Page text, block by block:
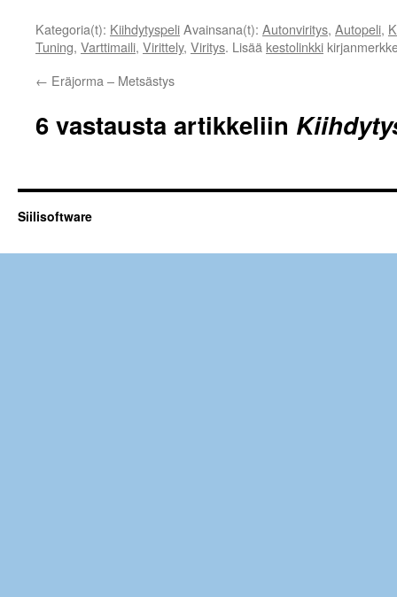
Kategoria(t): KiihdytyspeliAvainsana(t): Autonviritys, Autopeli,
Tuning, Varttimaili, Virittely, Viritys. Lisää kestolinkki
← Eräjorma – Metsästys
6 vastausta artikkeliin
Siilisoftware